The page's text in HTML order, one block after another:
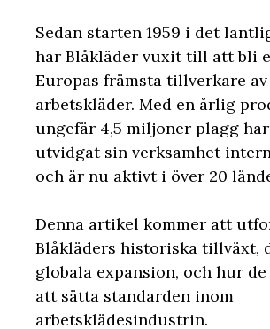
Sedan starten 1959 i det
har Blåkläder vuxit till att bli
Europas främsta tillverkare av
arbetskläder. Med en årlig
ungefär 4,5 miljoner plagg
utvidgat sin verksamhet
och är nu aktivt i över 20
Denna artikel kommer att
Blåkläders historiska tillväxt,
globala expansion, och hur
att sätta standarden inom
arbetsklädesindustrin.